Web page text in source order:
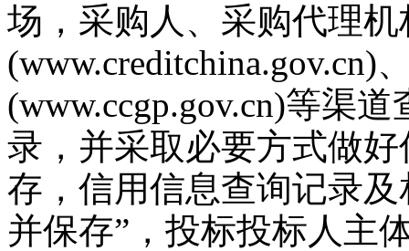
场，采购人、采购代理
(www.creditchina.gov.cn)
(www.ccgp.gov.cn)等渠
录，并采取必要方式做
存，信用信息查询记录
并保存”，投标投标人主